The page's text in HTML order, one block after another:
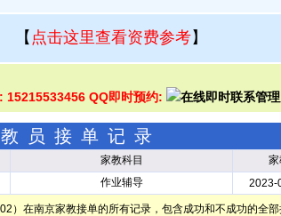
【 点击这里查看资费参考】
15215533456 QQ即时预约:
教员接单记录
家教科目
家
作业辅导 2023-
）在南京家教接单的所有记录，包含成功和不成功的全部